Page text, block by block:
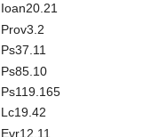
Ioan20.21
Prov3.2
Ps37.11
Ps85.10
Ps119.165
Lc19.42
Evr12.11